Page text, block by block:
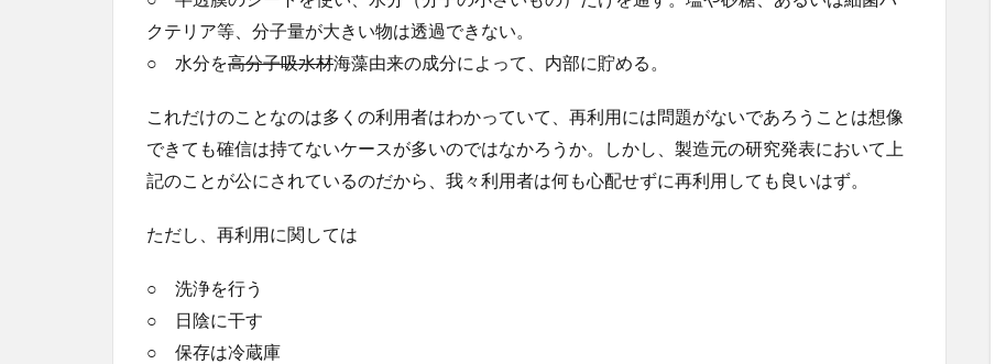
クテリア等、分子量が大きい物は透過できない。
○ 水分を高分子吸水材海藻由来の成分によって、内部に貯める。
これだけのことなのは多くの利用者はわかっていて、再利用には問題がないであろうことは想像
できても確信は持てないケースが多いのではなかろうか。しかし、製造元の研究発表において上
記のことが公にされているのだから、我々利用者は何も心配せずに再利用しても良いはず。
ただし、再利用に関しては
○ 洗浄を行う
○ 日陰に干す
○ 保存は冷蔵庫